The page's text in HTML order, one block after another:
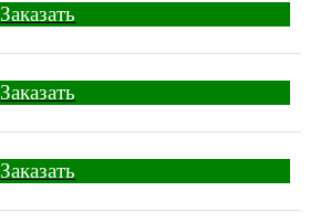
Заказать
Заказать
Заказать